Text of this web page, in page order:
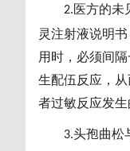
2.医方的未
灵注射液说明
用时，必须间
生配伍反应，
者过敏反应发
3.头孢曲松